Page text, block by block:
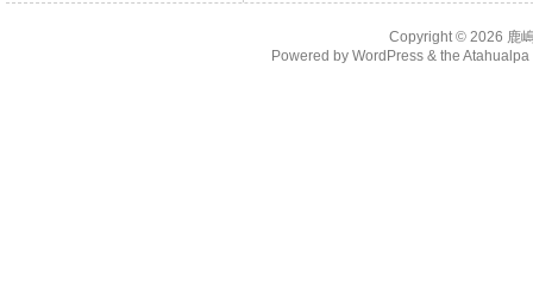
Copyright © 2026 鹿
Powered by WordPress& the Atahualpa